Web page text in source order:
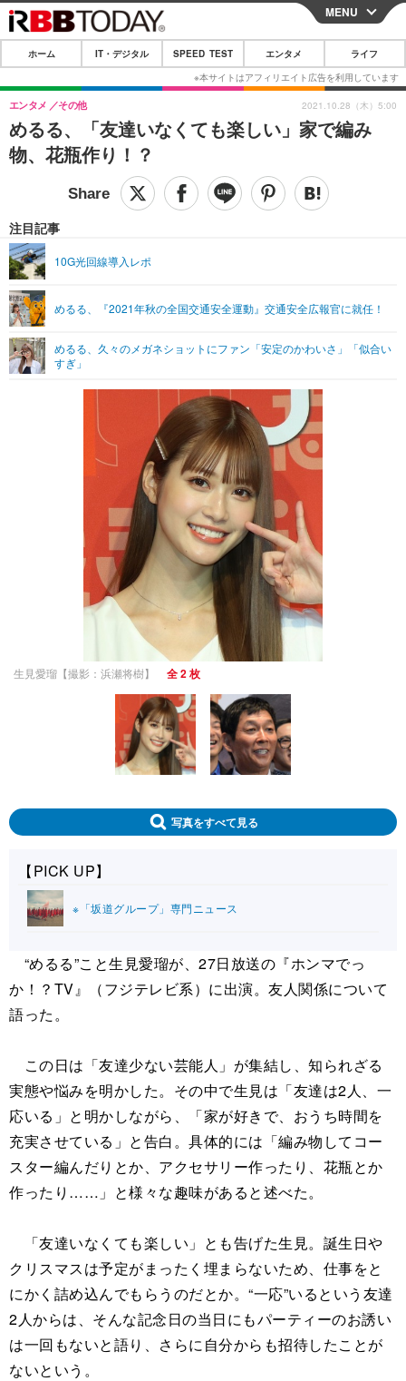
CLOSE
ホーム
IT・デジタル
IT・デジタルTOP スマートフォン
ショッピング その他
SPEED TEST
エンタメTOP 映画・ドラマ
グラビア ブログ
ショッピング その他
ライフTOP
リリース一覧
プッシュ通知の停止方法
MENU
ホーム IT・デジタル SPEED TEST エンタメ ライフ
めるる、「友達いなくても楽しい」家で編み
物、花瓶作り！？
エンタメ その他
注目記事
10G光回線導入レポ
めるる、『2021年秋の全国交通安全運動』交通安全広報官に就任！
めるる、久々のメガネショットにファン「安定のかわいさ」「似合い
すぎ」
2021.10.28（木）5:00
生見愛瑠【撮影：浜瀬将樹】 全 2 枚
写真をすべて見る
【PICK UP】
※「坂道グループ」専門ニュース
“めるる”こと生見愛瑠が、27日放送の『ホンマでっ
か！？TV』（フジテレビ系）に出演。友人関係について
語った。
この日は「友達少ない芸能人」が集結し、知られざる
実態や悩みを明かした。その中で生見は「友達は2人、一
応いる」と明かしながら、「家が好きで、おうち時間を
充実させている」と告白。具体的には「編み物してコー
スター編んだりとか、アクセサリー作ったり、花瓶とか
作ったり……」と様々な趣味があると述べた。
「友達いなくても楽しい」とも告げた生見。誕生日や
クリスマスは予定がまったく埋まらないため、仕事をと
にかく詰め込んでもらうのだとか。“一応”いるという友達
2人からは、そんな記念日の当日にもパーティーのお誘い
は一回もないと語り、さらに自分からも招待したことが
ないという。